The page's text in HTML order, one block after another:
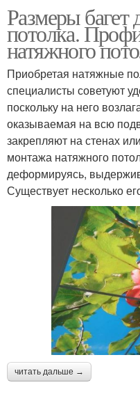
Размеры багет
потолка.
натяжного
Приобретая натяжные
специалисты советуют
поскольку на него
оказываемая на всю
закрепляют на стенах
монтажа натяжного
деформируясь,
Существует несколько
читать дальше →